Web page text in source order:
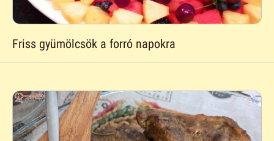
Friss gyümölcsök a forró napokra